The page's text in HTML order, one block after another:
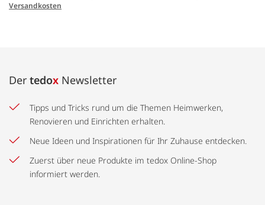
Versandkosten
Der tedox Newsletter
Tipps und Tricks rund um die Themen Heimwerken,
Renovieren und Einrichten erhalten.
Neue Ideen und Inspirationen für Ihr Zuhause entdecken.
Zuerst über neue Produkte im tedox Online-Shop
informiert werden.